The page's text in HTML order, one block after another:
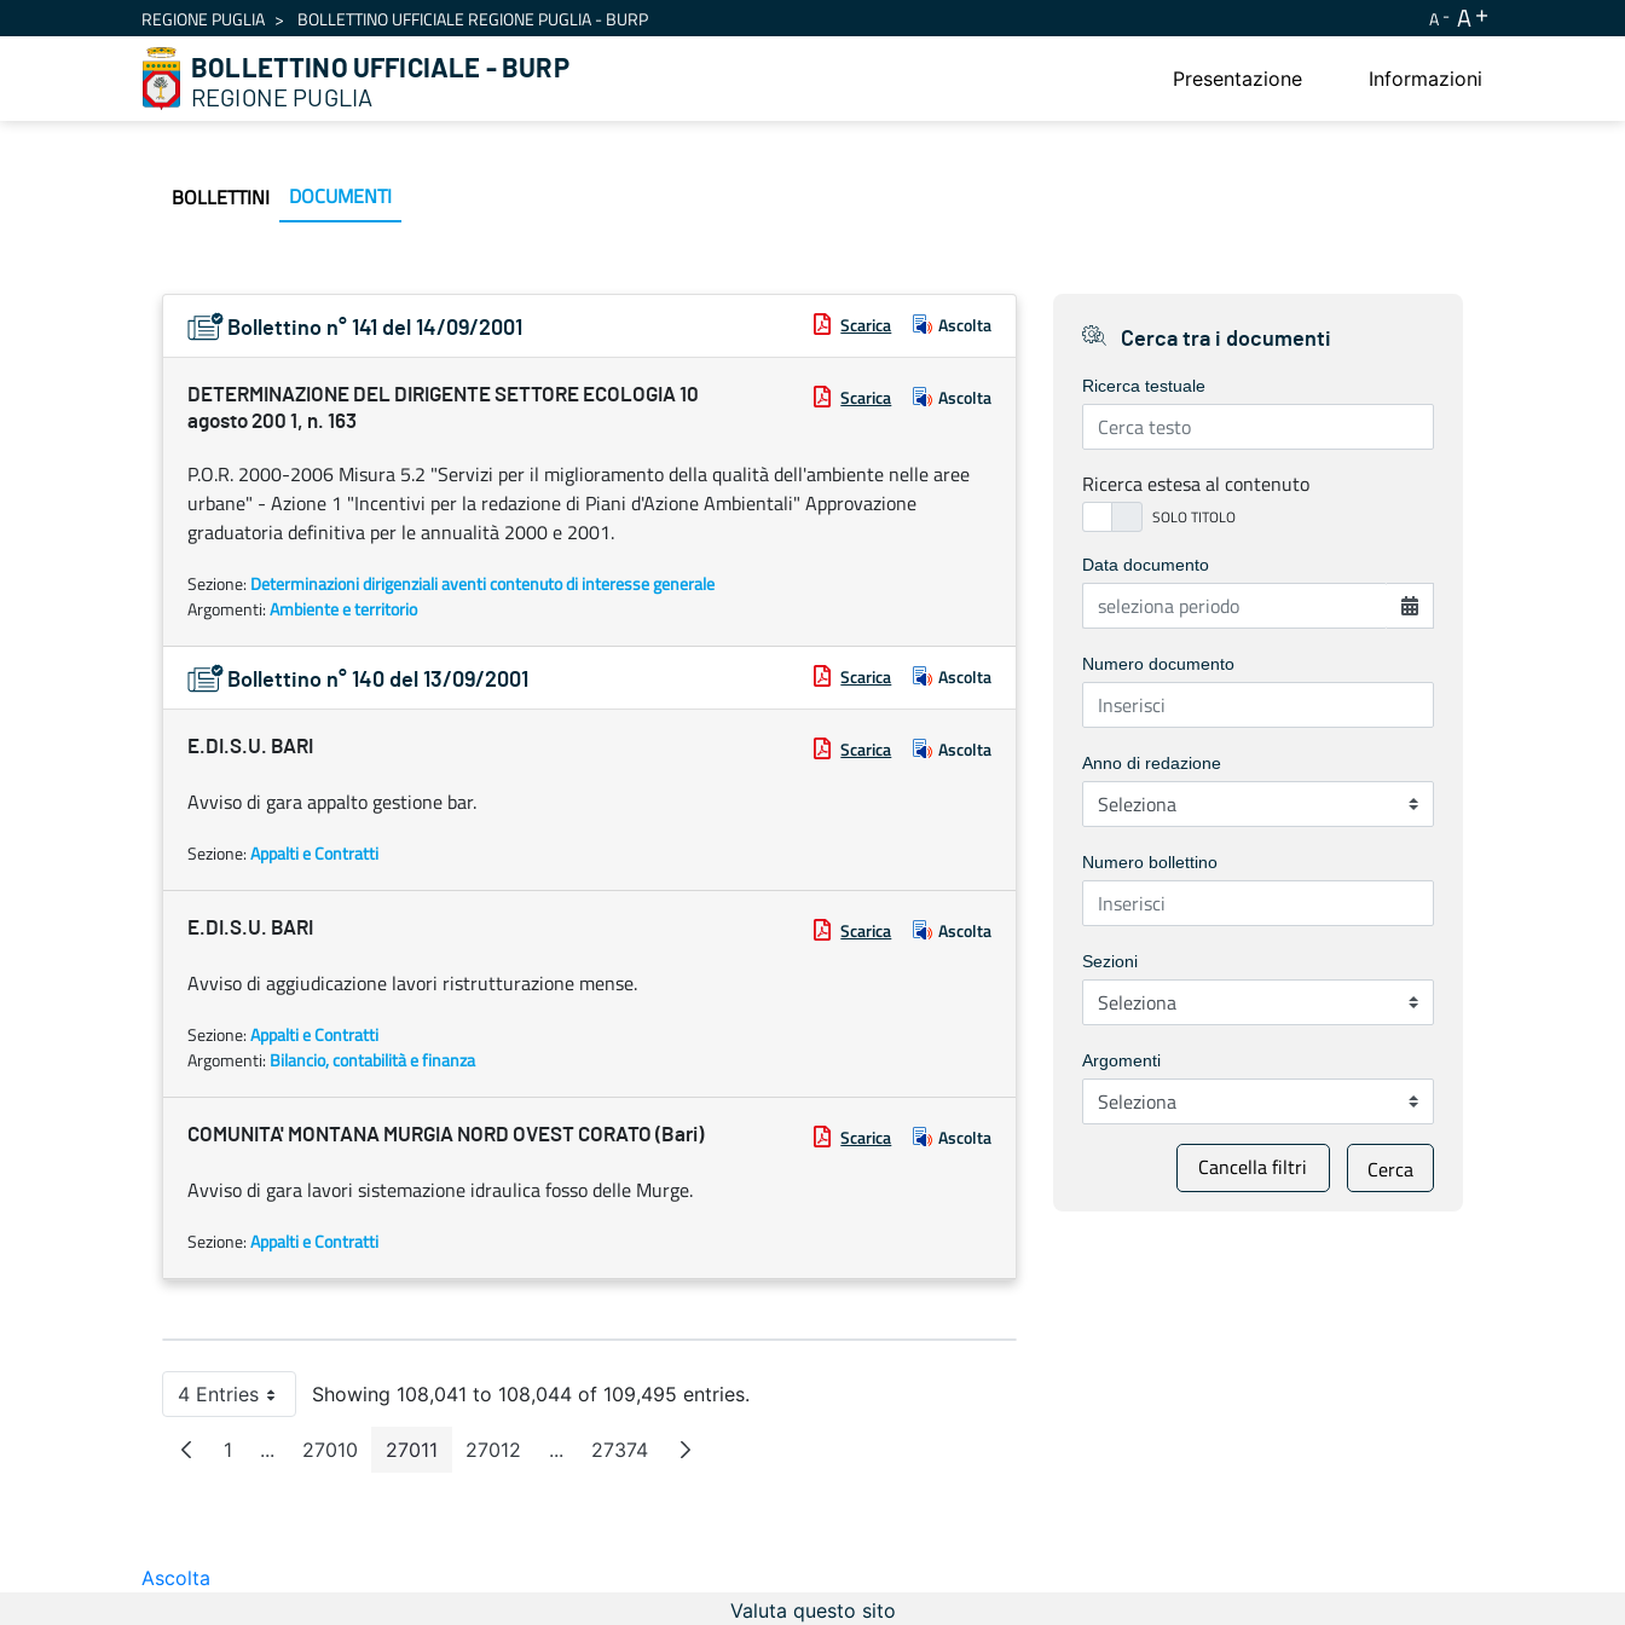
Skip to ContentREGIONE PUGLIA BOLLETTINO UFFICIALE REGIONE PUGLIA - BURP A A
BOLLETTINO UFFICIALE - BURP
REGIONE PUGLIA
Presentazione Informazioni
BOLLETTINI DOCUMENTI
Bollettino n° 141 del 14/09/2001 Scarica Ascolta
DETERMINAZIONE DEL DIRIGENTE SETTORE ECOLOGIA 10
agosto 200 1, n. 163
Scarica Ascolta
P.O.R. 2000-2006 Misura 5.2 "Servizi per il miglioramento della qualità dell'ambiente nelle aree
urbane" - Azione 1 "Incentivi per la redazione di Piani d'Azione Ambientali" Approvazione
graduatoria definitiva per le annualità 2000 e 2001.
Sezione: Determinazioni dirigenziali aventi contenuto di interesse generale
Argomenti:Ambiente e territorio
Bollettino n° 140 del 13/09/2001 Scarica Ascolta
E.DI.S.U. BARI Scarica Ascolta
Avviso di gara appalto gestione bar.
Sezione:Appalti e Contratti
E.DI.S.U. BARI Scarica Ascolta
Avviso di aggiudicazione lavori ristrutturazione mense.
Sezione:Appalti e Contratti
Argomenti: Bilancio, contabilità e finanza
COMUNITA' MONTANA MURGIA NORD OVEST CORATO (Bari) Scarica Ascolta
Avviso di gara lavori sistemazione idraulica fosso delle Murge.
Sezione:Appalti e Contratti
4 EntriesPer PageShowing 108,041 to 108,044 of 109,495 entries.
Page
1 ...Intermediate Pages
Page
27010 Page
27011 Page
27012 ...Intermediate Pages
Page
27374
Cerca tra i documenti
Ricerca testuale
Ricerca estesa al contenuto
Data documento
Numero documento
Anno di redazione
Numero bollettino
Sezioni
Argomenti
Cancella filtri Cerca
Ascolta
Valuta questo sito